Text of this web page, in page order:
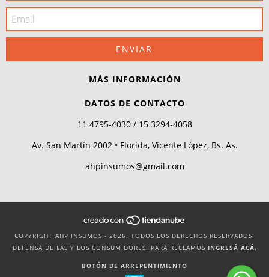
MÁS INFORMACIÓN
DATOS DE CONTACTO
11 4795-4030 / 15 3294-4058
Av. San Martín 2002 • Florida, Vicente López, Bs. As.
ahpinsumos@gmail.com
COPYRIGHT AHP INSUMOS - 2026. TODOS LOS DERECHOS RESERVADOS.
DEFENSA DE LAS Y LOS CONSUMIDORES. PARA RECLAMOS INGRESÁ ACÁ.
BOTÓN DE ARREPENTIMIENTO